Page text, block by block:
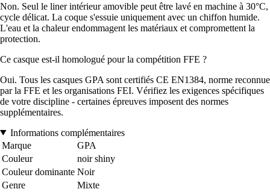
Non. Seul le liner intérieur amovible peut être lavé en machine à 30°C,
cycle délicat. La coque s'essuie uniquement avec un chiffon humide.
L'eau et la chaleur endommagent les matériaux et compromettent la
protection.
Ce casque est-il homologué pour la compétition FFE ?
Oui. Tous les casques GPA sont certifiés CE EN1384, norme reconnue
par la FFE et les organisations FEI. Vérifiez les exigences spécifiques
de votre discipline - certaines épreuves imposent des normes
supplémentaires.
Informations complémentaires
Marque
GPA
Couleur
noir shiny
Couleur dominante Noir
Genre
Mixte